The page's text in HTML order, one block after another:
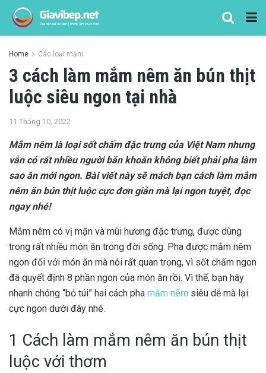
Home Các loại mắm
3 cách làm mắm nêm ăn bún thịt
luộc siêu ngon tại nhà
11 Tháng 10, 2022
Mắm nêm là loại sốt chấm đặc trưng của Việt Nam nhưng
vẫn có rất nhiều người băn khoăn không biết phải pha làm
sao ăn mới ngon. Bài viết này sẽ mách bạn cách làm mắm
nêm ăn bún thịt luộccực đơn giản mà lại ngon tuyệt, đọc
ngay nhé!
Mắm nêm có vị mặn và mùi hương đặc trưng, được dùng
trong rất nhiều món ăn trong đời sống. Pha được mắm nêm
ngon đối với món ăn mà nói rất quan trọng, vì sốt chấm ngon
đã quyết định 8 phần ngon của món ăn rồi. Vì thế, bạn hãy
nhanh chóng “bỏ túi” hai cách pha mắm nêm siêu dễ mà lại
cực ngon dưới đây nhé.
1 Cách làm mắm nêm ăn bún thịt
luộc với thơm